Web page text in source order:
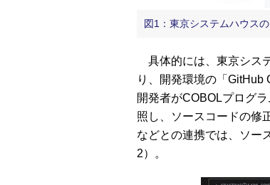
図1：東京システムハウス
具体的には、東京シス
り、開発環境の「GitHub
開発者がCOBOLプログ
照し、ソースコードの修
などとの連携では、ソー
2）。